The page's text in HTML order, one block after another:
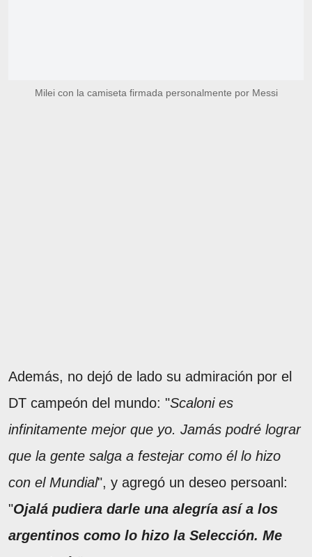
Milei con la camiseta firmada personalmente por Messi
Además, no dejó de lado su admiración por el
DT campeón del mundo: "Scaloni es
infinitamente mejor que yo. Jamás podré lograr
que la gente salga a festejar como él lo hizo
con el Mundial", y agregó un deseo persoanl:
"Ojalá pudiera darle una alegría así a los
argentinos como lo hizo la Selección. Me